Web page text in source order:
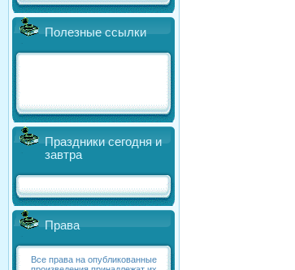
Полезные ссылки
Праздники сегодня и
завтра
Права
Все права на опубликованные